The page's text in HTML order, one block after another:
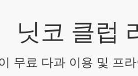
닛코 클럽
무료 다과 이용 및 프